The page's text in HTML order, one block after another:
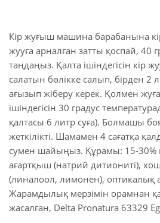
Кір жуғыш машина барабанына
жууға арналған затты қоспай, 40
таңдаңыз. Қалта ішіндегісін кір
салатын бөлікке салып, бірден 2
ағызып жіберу керек. Қолмен
ішіндегісін 30 градус
қалтасы 6 литр суға). Болмашы
жеткілікті. Шамамен 4 сағатқа
сумен шайыңыз. Құрамы: 15-30%
ағартқыш (натрий дитиониті), хош
(линалоол, лимонен),
Жарамдылық мерзімін орамнан
жасалған, Delta Pronatura 63329